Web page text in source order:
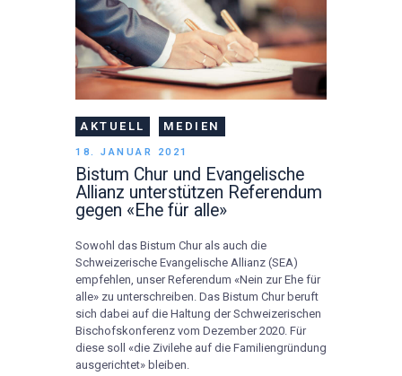
AKTUELL MEDIEN
18. JANUAR 2021
Bistum Chur und Evangelische
Allianz unterstützen Referendum
gegen «Ehe für alle»
Sowohl das Bistum Chur als auch die
Schweizerische Evangelische Allianz (SEA)
empfehlen, unser Referendum «Nein zur Ehe für
alle» zu unterschreiben. Das Bistum Chur beruft
sich dabei auf die Haltung der Schweizerischen
Bischofskonferenz vom Dezember 2020. Für
diese soll «die Zivilehe auf die Familiengründung
ausgerichtet» bleiben.